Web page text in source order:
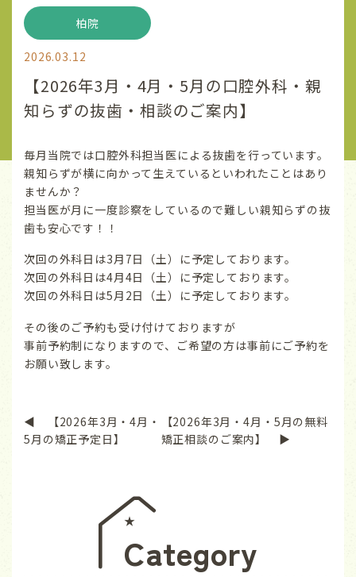
柏院
2026.03.12
【2026年3月・4月・5月の口腔外科・親
知らずの抜歯・相談のご案内】
毎月当院では口腔外科担当医による抜歯を行っています。
親知らずが横に向かって生えているといわれたことはあり
ませんか？
担当医が月に一度診察をしているので難しい親知らずの抜
歯も安心です！！
次回の外科日は3月7日（土）に予定しております。
次回の外科日は4月4日（土）に予定しております。
次回の外科日は5月2日（土）に予定しております。
その後のご予約も受け付けておりますが
事前予約制になりますので、ご希望の方は事前にご予約を
お願い致します。
◀ 【2026年3月・4月・
5月の矯正予定日】
【2026年3月・4月・5月の無料
矯正相談のご案内】 ▶
Category